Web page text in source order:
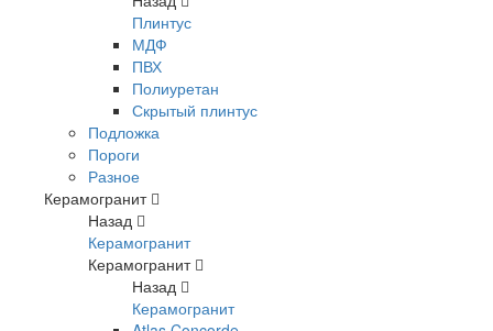
Плинтус
МДФ
ПВХ
Полиуретан
Скрытый плинтус
Подложка
Пороги
Разное
Керамогранит
Назад
Керамогранит
Керамогранит
Назад
Керамогранит